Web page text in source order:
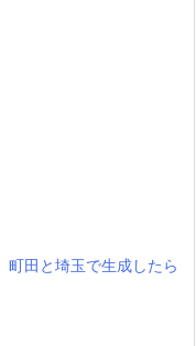
田と埼玉で生成したら